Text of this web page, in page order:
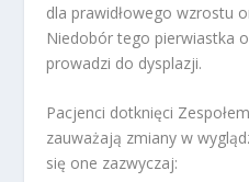
dla prawidłowego wzrostu
Niedobór tego pierwiastka
prowadzi do dysplazji.
Pacjenci dotknięci
zauważają zmiany w
się one zazwyczaj: